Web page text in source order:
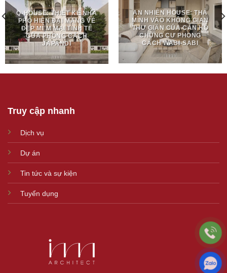
Q-HOUSE: THIẾT KẾ NHÀ
PHỐ HIỆN ĐẠI MANG VẺ
ĐẸP MỀM MẠI TINH TẾ
CỦA PHONG CÁCH
JAPANDI
AN NHIÊN HOUSE: THẢ
MÌNH VÀO KHÔNG GIAN
THƯ GIÃN CỦA CĂN HỘ
CHUNG CƯ PHONG
CÁCH WABI-SABI
Truy cập nhanh
Dịch vụ
Dự án
Tin tức và sự kiện
Tuyển dụng